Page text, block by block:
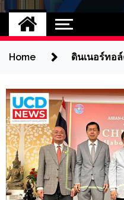
UCD
NEW
Home ดินเนอร์ทอ